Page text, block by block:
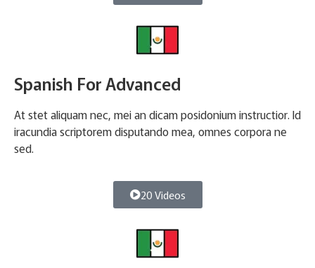
Spanish For Advanced
At stet aliquam nec, mei an dicam posidonium instructior. Id
iracundia scriptorem disputando mea, omnes corpora ne
sed.
20 Videos